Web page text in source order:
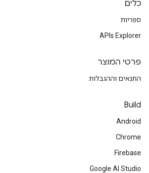
כלים
ספריות
APIs Explorer
פרטי המוצר
התנאים וההגבלות
Build
Android
Chrome
Firebase
Google AI Studio